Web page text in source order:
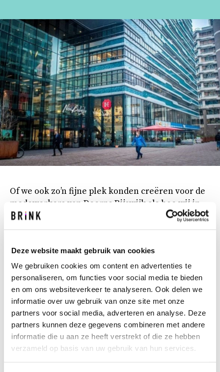
Deze website maakt gebruik van cookies
We gebruiken cookies om content en advertenties te
personaliseren, om functies voor social media te bieden
en om ons websiteverkeer te analyseren. Ook delen we
informatie over uw gebruik van onze site met onze
partners voor social media, adverteren en analyse. Deze
partners kunnen deze gegevens combineren met andere
informatie die u aan ze heeft verstrekt of die ze hebben
verzameld op basis van uw gebruik van hun services.
Of we ook zo’n fijne plek konden creëren voor de
medewerkers van Deerns Rijswijk als hoe wij in
onze huisvesting werken. Maar natuurlijk! Maar
en kunnen bijdragen aan de ambities van de
organisatie.
Brink ondersteunde Deerns bij het formuleren van
functionele en ruimtelijke uitgangspunten en financiële
kaders om potentiële locaties te beoordelen. Met een
werkstijlanalyse (WPA) kregen we inzicht in de
activiteiten en behoeften van alle medewerkers. De
ambities van de organisatie ontrafelden we in